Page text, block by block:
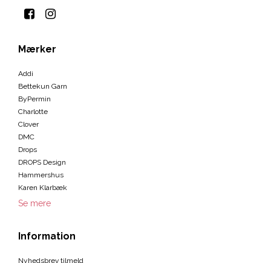
Mærker
Addi
Bettekun Garn
ByPermin
Charlotte
Clover
DMC
Drops
DROPS Design
Hammershus
Karen Klarbæk
Se mere
Information
Nyhedsbrev tilmeld